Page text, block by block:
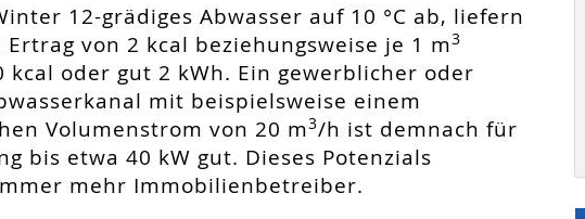
12-grädiges Abwasser auf 10 °C ab, liefern
Ertrag von 2 kcal beziehungsweise je 1 m3
kcal oder gut 2 kWh. Ein gewerblicher oder
mit beispielsweise einem
Volumenstrom von 20 m3/h ist demnach für
bis etwa 40 kW gut. Dieses Potenzials
mehr Immobilienbetreiber.